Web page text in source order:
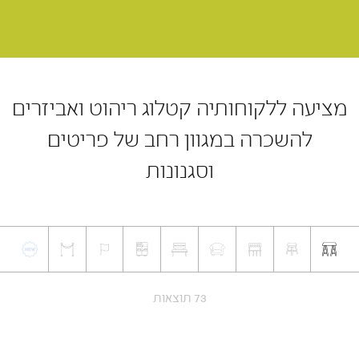
מציעה ללקוחותיה קטלוג ריהוט ואביזרים
להשכרה במגוון רחב של פריטים
וסגנונות
73 תוצאות